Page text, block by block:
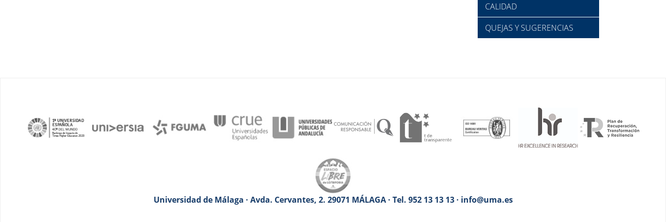
CALIDAD
QUEJAS Y SUGERENCIAS
Universidad de Málaga · Avda. Cervantes, 2. 29071 MÁLAGA · Tel. 952 13 13 13 · info@uma.es